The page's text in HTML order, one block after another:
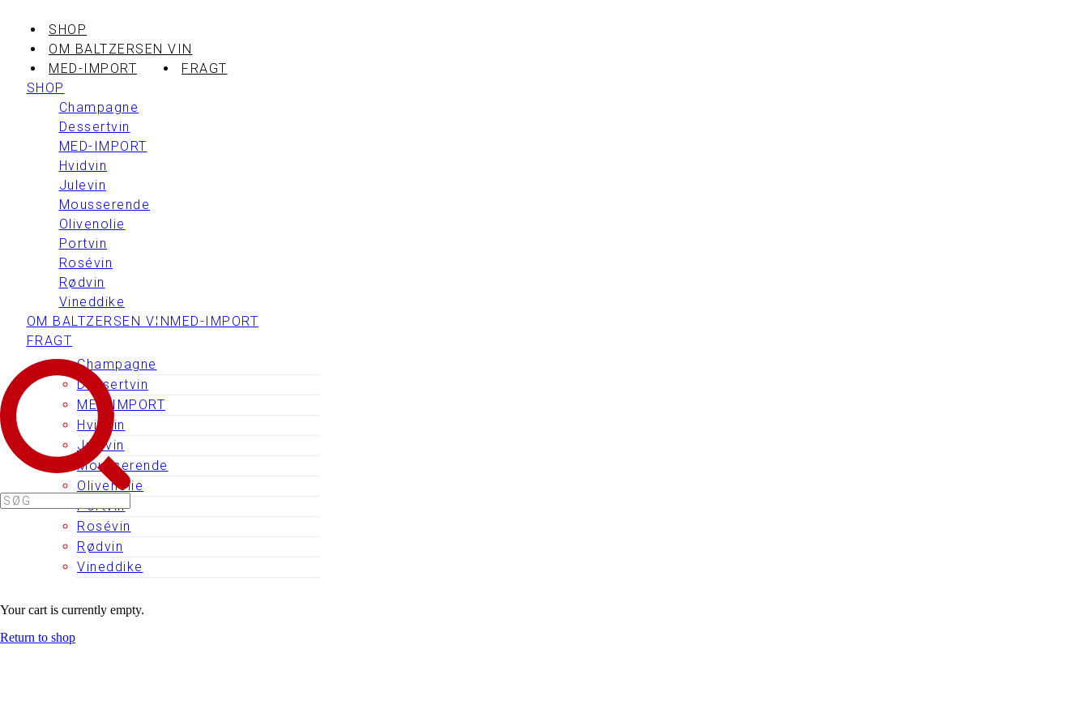
SHOP
Champagne
Dessertvin
MED-IMPORT
Hvidvin
Julevin
Mousserende
Olivenolie
Portvin
Rosévin
Rødvin
Vineddike
OM BALTZERSEN VIN
MED-IMPORT
FRAGT
SHOP
Champagne
Dessertvin
MED-IMPORT
Hvidvin
Julevin
Mousserende
Olivenolie
Portvin
Rosévin
Rødvin
Vineddike
OM BALTZERSEN VINMED-IMPORT
FRAGT
Your cart is currently empty.
Return to shop